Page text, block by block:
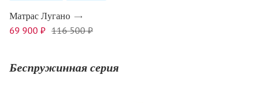
Матрас Лугано
69 900 ₽ 116 500 ₽
Беспружинная серия